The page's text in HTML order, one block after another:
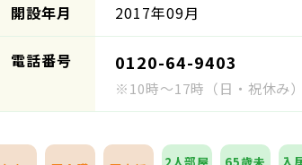
開設年月 2017年09月
電話番号 0120-64-9403
※10時～17時（日・祝休み